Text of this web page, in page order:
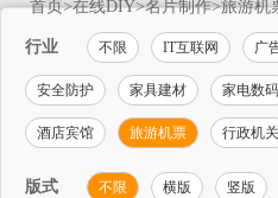
首页>在线DIY>名片制作>旅游机
行业 不限 IT互联网 广
安全防护 家具建材 家电数码
酒店宾馆 旅游机票 行政机关
版式 不限 横版 竖版